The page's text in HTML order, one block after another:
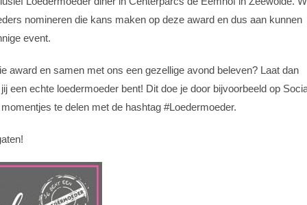
nomineren die kans maken op deze award en dus aan kunnen
event.
award en samen met ons een gezellige avond beleven? Laat dan
een echte loedermoeder bent! Dit doe je door bijvoorbeeld op
te delen met de hashtag #Loedermoeder.